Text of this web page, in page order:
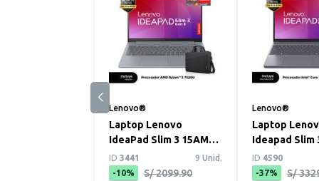
Lenovo®
Laptop Lenovo
IdeaPad Slim 3 15AMN8
15.6" FHD AMD Ryzen 5
7520U 8GB 512G...
ID 3441
9 Unid.
-10%
S/ 2099.90
Lenovo®
Laptop
Ideapad Slim
Core i5 13va
RAM 512 GB
ID 4590
-37%
S/